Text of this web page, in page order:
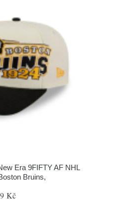
Era 9FIFTY AF NHL
Bruins,
Kč